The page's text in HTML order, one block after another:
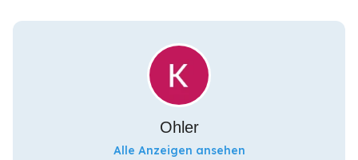
Ohler
Alle Anzeigen ansehen